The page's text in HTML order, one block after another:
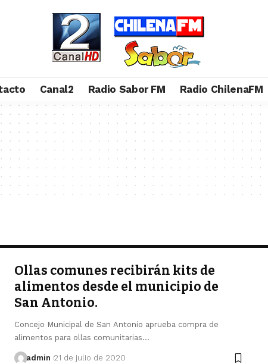
Canal2 Radio Sabor FM Radio ChilenaFM
Ollas comunes recibirán kits de
alimentos desde el municipio de
San Antonio.
Concejo Municipal de San Antonio aprueba compra de
alimentos para ollas comunitarias…
admin 21 de julio de 2020